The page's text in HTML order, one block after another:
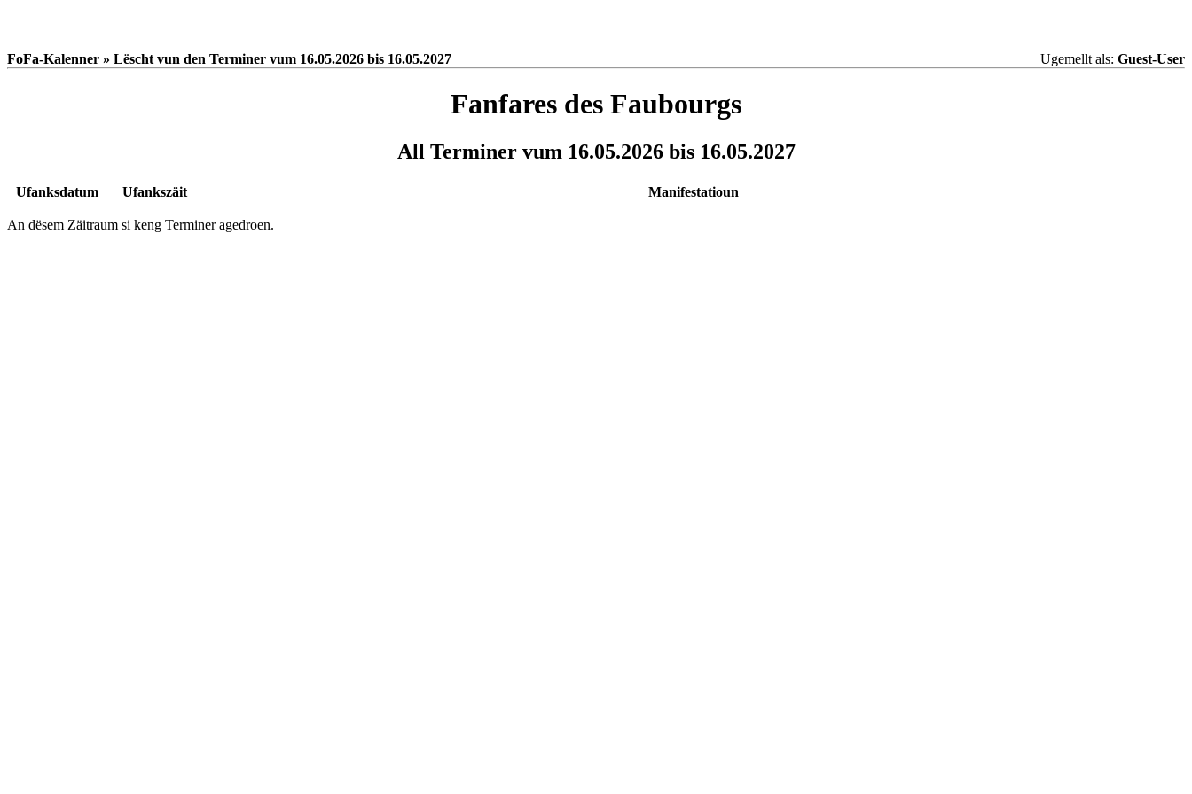
FoFa-Kalenner » Lëscht vun den Terminer vum 16.05.2026 bis 16.05.2027 Ugemellt als: Guest-User
Fanfares des Faubourgs
All Terminer vum 16.05.2026 bis 16.05.2027
Ufanksdatum Ufankszäit Manifestatioun
An dësem Zäitraum si keng Terminer agedroen.